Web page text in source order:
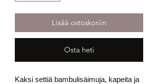
Lisää ostoskoriin
Osta heti
Kaksi settiä bambulisäimuja, kapeita ja